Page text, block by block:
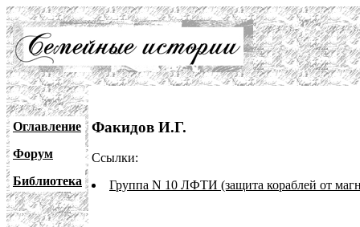
Оглавление
Форум
Библиотека
Факидов И.Г.
Ссылки:
Группа N 10 ЛФТИ (защита кораблей от